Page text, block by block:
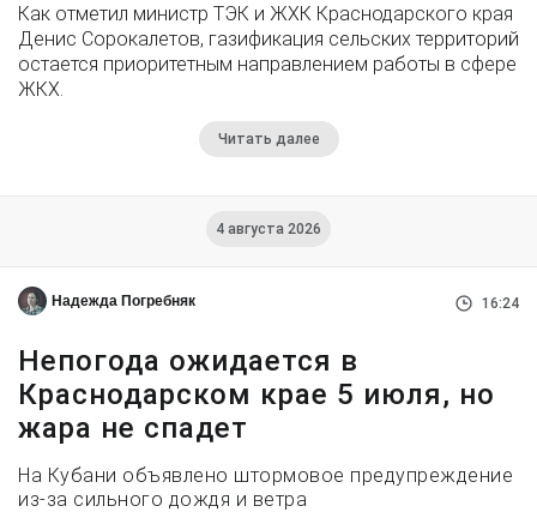
Как отметил министр ТЭК и ЖХК Краснодарского края
Денис Сорокалетов, газификация сельских территорий
остается приоритетным направлением работы в сфере
ЖКХ.
Читать далее
4 августа 2026
Надежда Погребняк 16:24
Непогода ожидается в
Краснодарском крае 5 июля, но
жара не спадет
На Кубани объявлено штормовое предупреждение
из-за сильного дождя и ветра